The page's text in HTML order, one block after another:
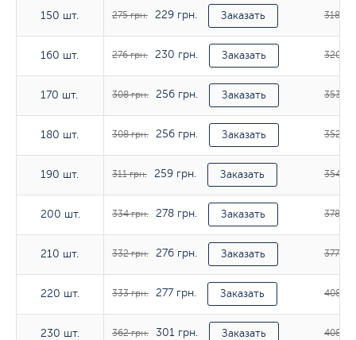
150 шт.
160 шт.
170 шт.
180 шт.
190 шт.
200 шт.
210 шт.
220 шт.
230 шт.
150 шт. 275 грн. 229 грн. Заказать 318
160 шт. 276 грн. 230 грн. Заказать 320
170 шт. 308 грн. 256 грн. Заказать 353
180 шт. 308 грн. 256 грн. Заказать 352
190 шт. 311 грн. 259 грн. Заказать 354
200 шт. 334 грн. 278 грн. Заказать 378
210 шт. 332 грн. 276 грн. Заказать 377
220 шт. 333 грн. 277 грн. Заказать 408
230 шт. 362 грн. 301 грн. Заказать 408